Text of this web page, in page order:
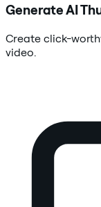
Generate AI
Create click-
video.